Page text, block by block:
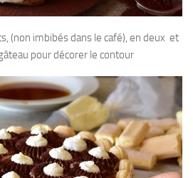
(non imbibés dans le café), en deux et
pour décorer le contour